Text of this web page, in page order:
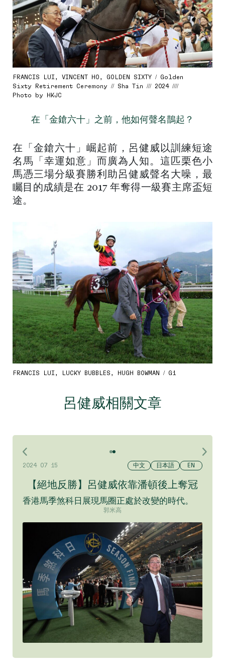
FRANCIS LUI, VINCENT HO, GOLDEN SIXTY / Golden
Sixty Retirement Ceremony // Sha Tin /// 2024 ////
Photo by HKJC
在「金鎗六十」之前，他如何聲名鵲起？
在「金鎗六十」崛起前，呂健威以訓練短途
名馬「幸運如意」而廣為人知。這匹栗色小
馬憑三場分級賽勝利助呂健威聲名大噪，最
矚目的成績是在 2017 年奪得一級賽主席盃短
途。
FRANCIS LUI, LUCKY BUBBLES, HUGH BOWMAN / G1
呂健威相關文章
2024 07 19 中文 日本語 EN
2024 07 15 中文 日本語 EN
【絕地反勝】呂健威依靠潘頓後上奪冠
香港馬季煞科日展現馬圈正處於改變的時代。
郭米高